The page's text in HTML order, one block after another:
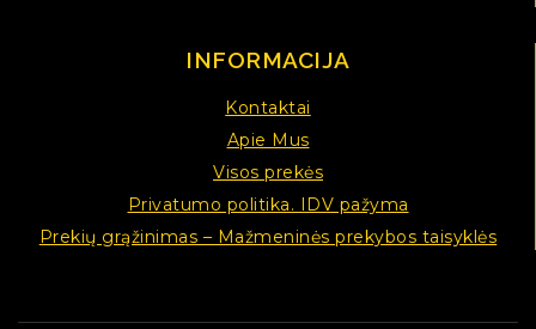
INFORMACIJA
Kontaktai
Apie Mus
Visos prekės
Privatumo politika. IDV pažyma
Prekių grąžinimas – Mažmeninės prekybos taisyklės